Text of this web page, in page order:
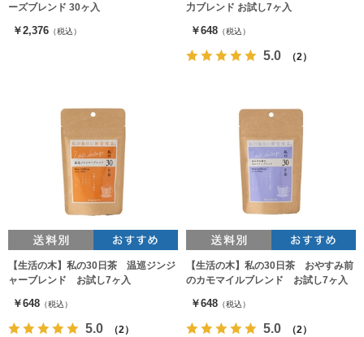
ーズブレンド 30ヶ入
￥2,376 （税込）
力ブレンド お試し7ヶ入
￥648 （税込）
5.0 （2）
【生活の木】私の30日茶 温巡ジンジ
ャーブレンド お試し7ヶ入
￥648 （税込）
5.0 （2）
【生活の木】私の30日茶 おやすみ前
のカモマイルブレンド お試し7ヶ入
￥648 （税込）
5.0 （2）